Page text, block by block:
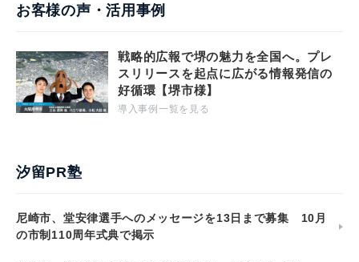
お客様の声・活用事例
戦略的広報で堺の魅力を全国へ。プレ
スリリースを起点に広がる情報発信の
好循環【堺市様】
導入事例一覧を見る
汐留PR塾
尼崎市、堂安律選手へのメッセージを13日まで募集 10月
の市制110周年式典で掲示